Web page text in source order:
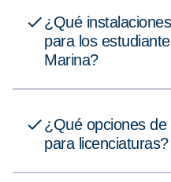
¿Qué
para los
Marina?
¿Qué opciones
para licenciaturas?